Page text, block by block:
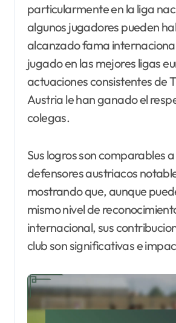
particularmente en la liga
algunos jugadores pueden
alcanzado fama
jugado en las mejores ligas
actuaciones consistentes de
Austria le han ganado el
colegas.
Sus logros son comparables
defensores austriacos
mostrando que, aunque
mismo nivel de
internacional, sus
club son significativas e